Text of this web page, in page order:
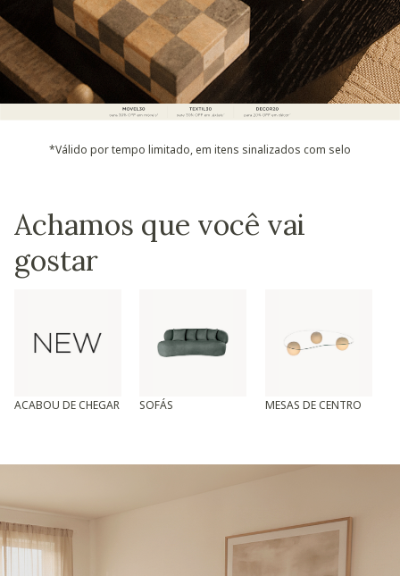
*Válido por tempo limitado, em itens sinalizados com selo
Achamos que você vai
gostar
ACABOU DE CHEGAR SOFÁS MESAS DE CENTRO